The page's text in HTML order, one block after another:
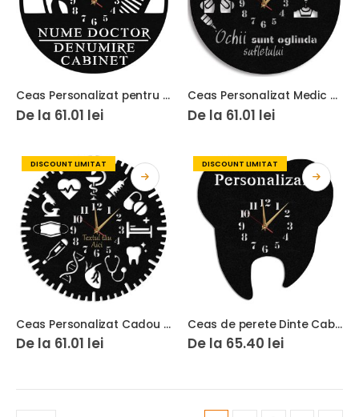
Ceas Personalizat pentru stomatolog 03
De la 61.01 lei
Ceas Personalizat Medic Oftalmolog Optica
De la 61.01 lei
DISCOUNT LIMITAT
Ceas Personalizat Cadou Medic Asistenta 08
De la 61.01 lei
DISCOUNT LIMITAT
Ceas de perete Dinte Cabinet Stomatologic
De la 65.40 lei